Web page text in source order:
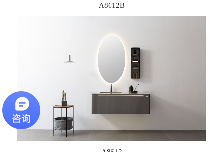
A8612B